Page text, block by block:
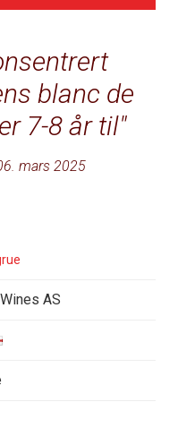
blanc de
7-8 år til
mars 2025
AS